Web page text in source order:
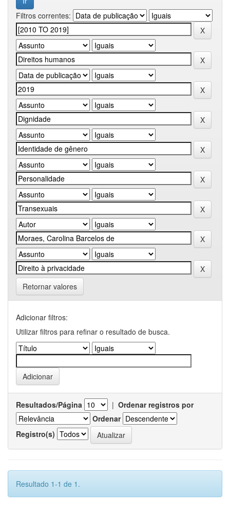
Filtros correntes:
Retornar valores
Adicionar filtros:
Utilizar filtros para refinar o resultado de busca.
Resultados/Página | Ordenar registros por
Ordenar
Registro(s)
Resultado 1-1 de 1.